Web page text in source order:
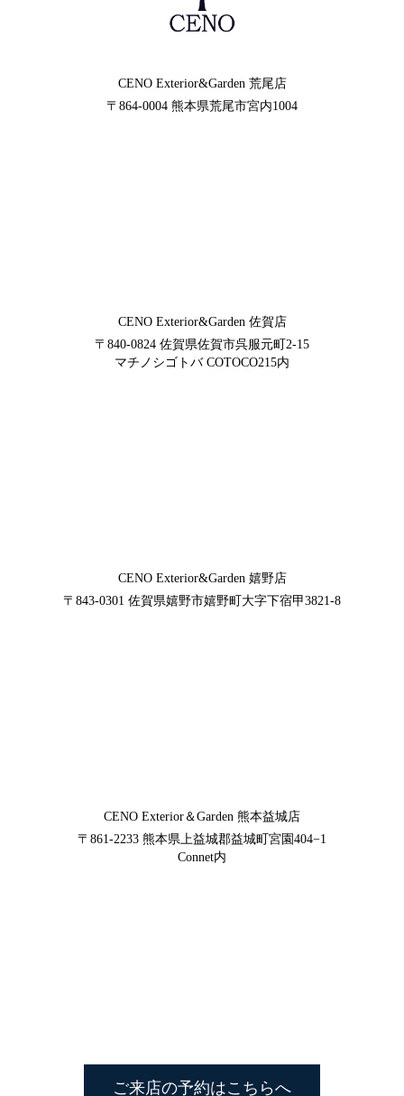
CENO Exterior&Garden荒尾店
〒864-0004 熊本県荒尾市宮内1004
CENO Exterior&Garden佐賀店
〒840-0824 佐賀県佐賀市呉服元町2-15
マチノシゴトバ COTOCO215内
CENO Exterior&Garden嬉野店
〒843-0301 佐賀県嬉野市嬉野町大字下宿甲3821-8
CENO Exterior＆Garden 熊本益城店
〒861-2233 熊本県上益城郡益城町宮園404−1
Connet内
ご来店の予約はこちらへ